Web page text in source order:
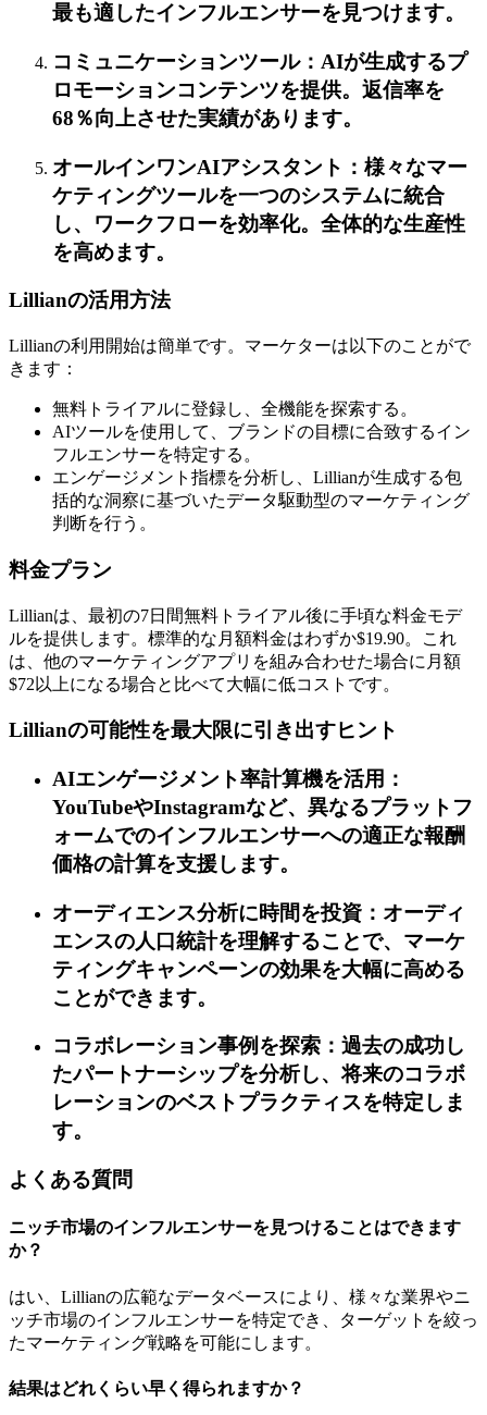
最も適したインフルエンサーを見つけます。
コミュニケーションツール：AIが生成するプ
ロモーションコンテンツを提供。返信率を
68％向上させた実績があります。
オールインワンAIアシスタント：様々なマー
ケティングツールを一つのシステムに統合
し、ワークフローを効率化。全体的な生産性
を高めます。
Lillianの活用方法
Lillianの利用開始は簡単です。マーケターは以下のことがで
きます：
無料トライアルに登録し、全機能を探索する。
AIツールを使用して、ブランドの目標に合致するイン
フルエンサーを特定する。
エンゲージメント指標を分析し、Lillianが生成する包
括的な洞察に基づいたデータ駆動型のマーケティング
判断を行う。
料金プラン
Lillianは、最初の7日間無料トライアル後に手頃な料金モデ
ルを提供します。標準的な月額料金はわずか$19.90。これ
は、他のマーケティングアプリを組み合わせた場合に月額
$72以上になる場合と比べて大幅に低コストです。
Lillianの可能性を最大限に引き出すヒント
AIエンゲージメント率計算機を活用：
YouTubeやInstagramなど、異なるプラットフ
ォームでのインフルエンサーへの適正な報酬
価格の計算を支援します。
オーディエンス分析に時間を投資：オーディ
エンスの人口統計を理解することで、マーケ
ティングキャンペーンの効果を大幅に高める
ことができます。
コラボレーション事例を探索：過去の成功し
たパートナーシップを分析し、将来のコラボ
レーションのベストプラクティスを特定しま
す。
よくある質問
ニッチ市場のインフルエンサーを見つけることはできます
か？
はい、Lillianの広範なデータベースにより、様々な業界やニ
ッチ市場のインフルエンサーを特定でき、ターゲットを絞っ
たマーケティング戦略を可能にします。
結果はどれくらい早く得られますか？